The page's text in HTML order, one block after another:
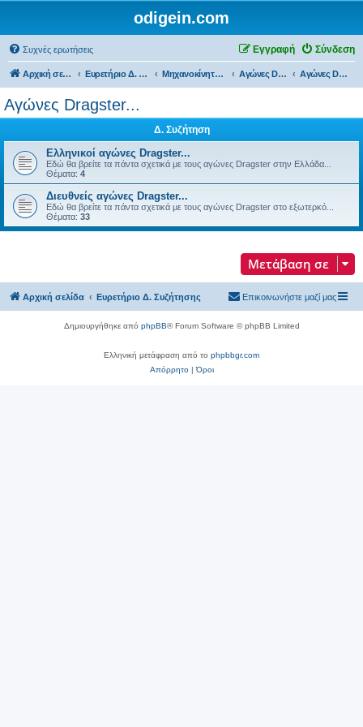
odigein.com
Συχνές ερωτήσεις Σύνδεση
Εγγραφή
Αρχική σελίδα Ευρετήριο Δ. Συζήτησης Μηχανοκίνητος αθλητισμός και μη... Αγώνες Drift & Dragster... Αγώνες Dragster...
Αγώνες Dragster...
Δ. Συζήτηση
Ελληνικοί αγώνες Dragster...
Εδώ θα βρείτε τα πάντα σχετικά με τoυς αγώνες Dragster στην Ελλάδα...
Θέματα: 4
Διευθνείς αγώνες Dragster...
Εδώ θα βρείτε τα πάντα σχετικά με τoυς αγώνες Dragster στο εξωτερκό...
Θέματα: 33
Μετάβαση σε
Αρχική σελίδα Ευρετήριο Δ. Συζήτησης Επικοινωνήστε μαζί μας
Δημιουργήθηκε από phpBB® Forum Software © phpBB Limited
Ελληνική μετάφραση από το phpbbgr.com
Απόρρητο|Όροι